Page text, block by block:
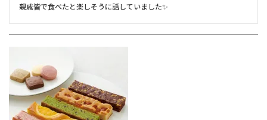
親戚皆で食べたと楽しそうに話していました✨